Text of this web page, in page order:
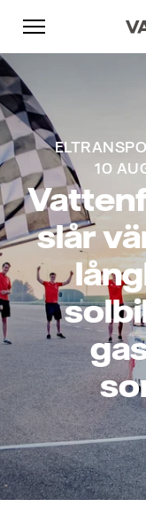
Skip to content
Gå till
Gå till sidfoten
Foto: Hans-Peter van
10
slår
Gå till